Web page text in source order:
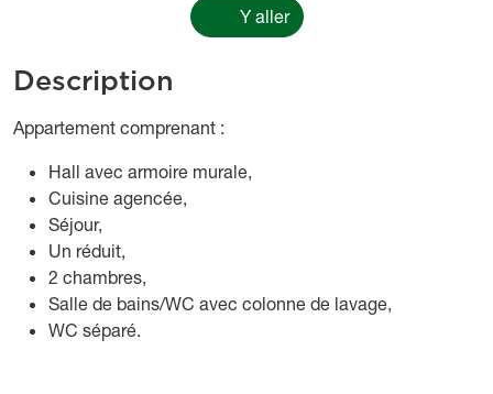
Y aller
Description
Object description
Appartement comprenant :
Hall avec armoire murale,
Cuisine agencée,
Séjour,
Un réduit,
2 chambres,
Salle de bains/WC avec colonne de lavage,
WC séparé.